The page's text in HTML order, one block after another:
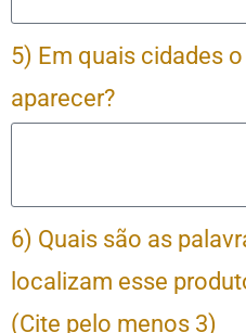
5) Em quais cidades
aparecer?
6) Quais são as
localizam esse
(Cite pelo menos 3)